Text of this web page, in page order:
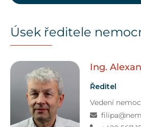
Úsek ředitele
Ing.
Ředitel
Vedení